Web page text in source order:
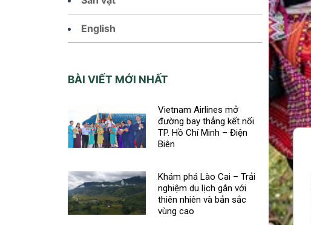
English
BÀI VIẾT MỚI NHẤT
Vietnam Airlines mở
đường bay thẳng kết nối
TP. Hồ Chí Minh – Điện
Biên
Khám phá Lào Cai – Trải
nghiệm du lịch gắn với
thiên nhiên và bản sắc
vùng cao